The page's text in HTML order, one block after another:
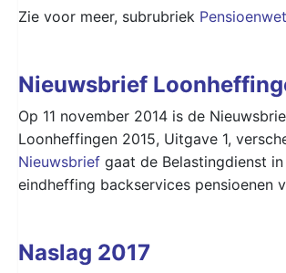
Zie voor meer, subrubriek
Nieuwsbrief
Op 11 november 2014 is de
Loonheffingen 2015, Uitgave 1,
Nieuwsbrief gaat de Belastingdienst
eindheffing backservices pensioenen
Naslag 2017